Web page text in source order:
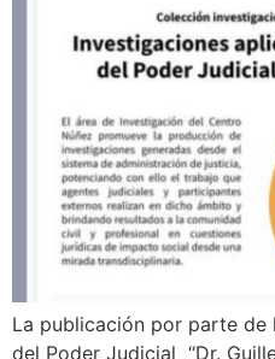
La publicación por parte de
del Poder Judicial “Dr.